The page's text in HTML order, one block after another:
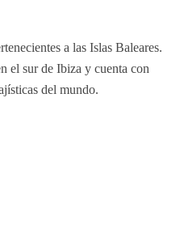
a las Islas Baleares.
el sur de Ibiza y cuenta con
del mundo.